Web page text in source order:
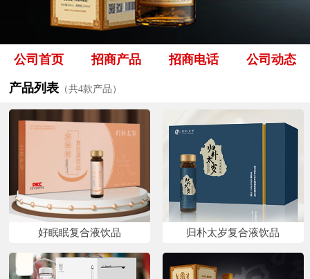
公司首页 招商产品 招商电话 公司动态
产品列表 （共4款产品）
好眠眠复合液饮品 归朴太岁复合液饮品